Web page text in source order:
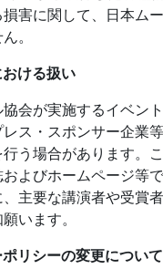
害に関して、日本ム
。
ける扱い
会が実施するイベン
ス・スポンサー企業
う場合があります。
よびホームページ等
主要な講演者や受賞
います。
リシーの変更について